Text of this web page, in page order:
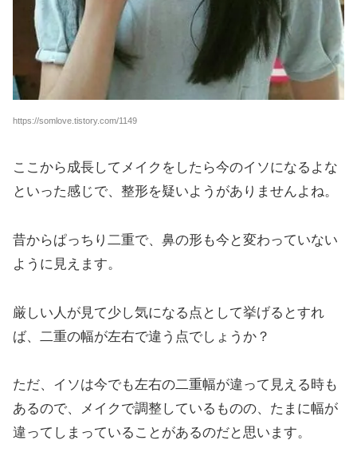
https://somlove.tistory.com/1149
ここから成長してメイクをしたら今のイソになるよな
といった感じで、整形を疑いようがありませんよね。
昔からぱっちり二重で、鼻の形も今と変わっていない
ように見えます。
厳しい人が見て少し気になる点として挙げるとすれ
ば、二重の幅が左右で違う点でしょうか？
ただ、イソは今でも左右の二重幅が違って見える時も
あるので、メイクで調整しているものの、たまに幅が
違ってしまっていることがあるのだと思います。